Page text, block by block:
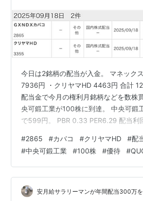
今日は2銘柄の配当が入金。 マネック
7936円 ・クリヤマHD 4463円 合計
配当金で今月の権利月銘柄などを数株
央可鍛工業が100株に到達。 中央可鍛
で599円。 PBR 0.33 PER6.29 配当利
得額が563円と少し高くなってしまっ
の権利を確保。 割安で配当性向も低め
配も期待したいところではある・・・
#2865 #カバコ #クリヤマHD #配
#中央可鍛工業 #100株 #優待 #
安月給サラリーマンが年間配当300万